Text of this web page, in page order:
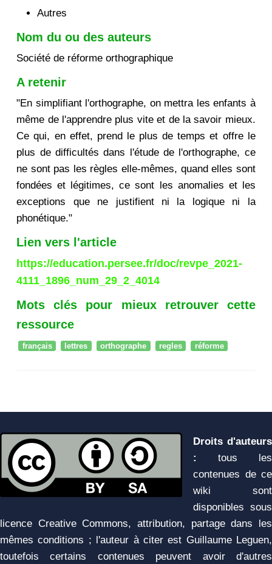
Autres
Nom du ou des auteurs
Société de réforme orthographique
A retenir
"En simplifiant l'orthographe, on mettra les enfants à
même de l'apprendre plus vite et de la savoir mieux.
Ce qui, en effet, prend le plus de temps et offre le
plus de difficultés dans l'étude de l'orthographe, ce
ne sont pas les règles elle-mêmes, quand elles sont
fondées et légitimes, ce sont les anomalies et les
exceptions que ne justifient ni la logique ni la
phonétique."
Lien vers l'article
https://education.persee.fr/doc/revpe_2021-
4111_1896_num_29_2_4014
Mots clés pour mieux retrouver cette
ressource
français lettres orthographe regles réforme
Droits d'auteurs
:
tous les
contenues de ce
wiki sont
disponibles sous
licence Creative Commons, attribution, partage dans les
mêmes conditions ; l'auteur à citer est Guillaume Leguen,
toutefois certains contenues peuvent avoir d'autres